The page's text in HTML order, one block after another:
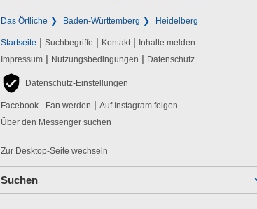
Das Örtliche Baden-Württemberg Heidelberg
Startseite | Suchbegriffe | Kontakt | Inhalte melden
Impressum | Nutzungsbedingungen | Datenschutz
Datenschutz-Einstellungen
Facebook - Fan werden | Auf Instagram folgen
Über den Messenger suchen
Zur Desktop-Seite wechseln
Suchen